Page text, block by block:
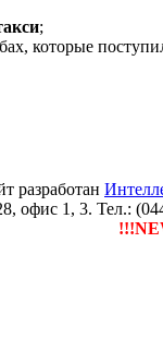
;
которые
разработан
офис 1, 3. Тел.:
!!!NEW